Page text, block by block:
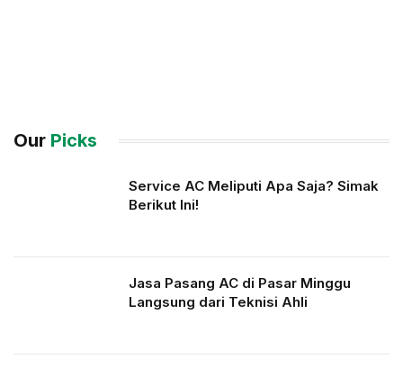
Our Picks
Service AC Meliputi Apa Saja? Simak
Berikut Ini!
Jasa Pasang AC di Pasar Minggu
Langsung dari Teknisi Ahli